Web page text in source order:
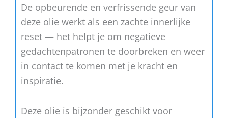
De opbeurende en verfrissende geur van
deze olie werkt als een zachte innerlijke
reset — het helpt je om negatieve
gedachtenpatronen te doorbreken en weer
in contact te komen met je kracht en
inspiratie.
Deze olie is bijzonder geschikt voor